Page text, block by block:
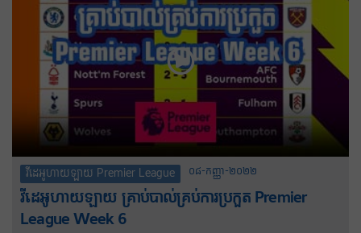
វីដេអូហាយឡាយ Premier League ០៨-កញ្ញា-២០២២
វីដេអូហាយឡាយ គ្រាប់បាល់គ្រប់ការប្រកួត Premier
League Week 6